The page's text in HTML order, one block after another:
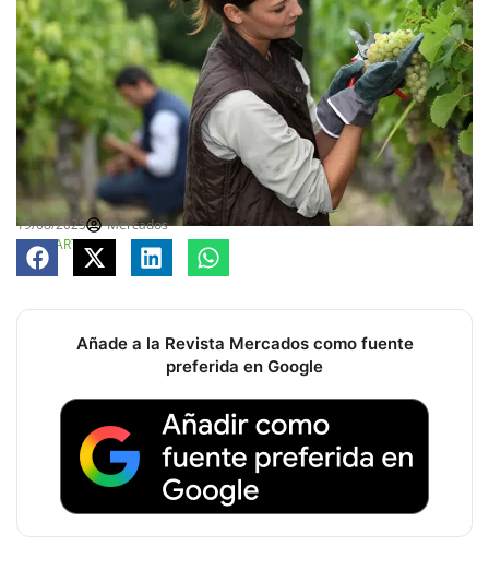
19/08/2025
Mercados
COMPARTE
Añade a la Revista Mercados como fuente
preferida en Google